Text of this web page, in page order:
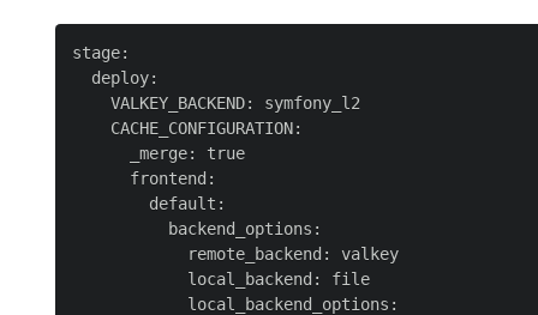
stage:
  deploy:
    VALKEY_BACKEND: symfony_l2
    CACHE_CONFIGURATION:
      _merge: true
      frontend:
        default:
          backend_options:
            remote_backend: valkey
            local_backend: file
            local_backend_options: